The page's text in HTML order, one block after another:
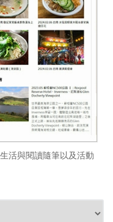
活與閱讀隨筆以及活動